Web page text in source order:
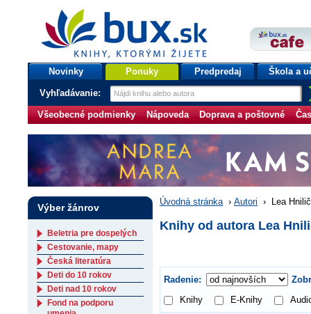
bux.sk
knihy, ktorými žijete
Úvodná stránka
Novinky Ponuky Predpredaj Škola a
Vyhľadávanie:
Všeobecné podmienky Nápoveda Doprava a poštovné
Úvodná stránka › Autori › Lea
Knihy od autora Lea
Radenie:
Knihy
E-Knihy
Výber žánrov
Beletria pre dospelých
Cestovanie, mapy
Česká literatúra
Deti do 10 rokov
Deti nad 10 rokov
Fond na podporu